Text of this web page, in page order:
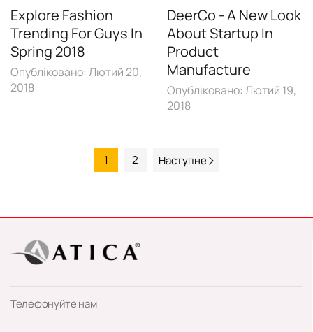
Explore Fashion
Trending For Guys In
Spring 2018
Опубліковано: Лютий 20,
2018
DeerCo - A New Look
About Startup In
Product
Manufacture
Опубліковано: Лютий 19,
2018
1 2 Наступне
Телефонуйте нам